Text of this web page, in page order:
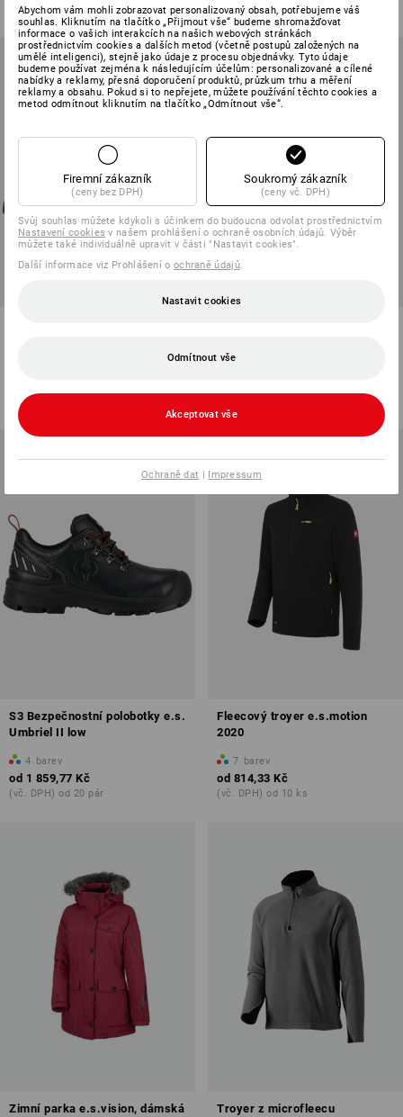
(vč. DPH) od 10 ks (vč. DPH) od 10 pár
(vč. DPH) od 10 pár
S3 Bezpečnostní polobotky e.s.
Umbriel II low
4 barev
od 1 859,77 Kč
(vč. DPH) od 20 pár
Fleecový troyer e.s.motion
2020
7 barev
od 814,33 Kč
(vč. DPH) od 10 ks
Zimní parka e.s.vision, dámská
Troyer z microfleecu
Abychom vám mohli zobrazovat personalizovaný obsah, potřebujeme váš
souhlas. Kliknutím na tlačítko „Přijmout vše“ budeme shromažďovat
informace o vašich interakcích na našich webových stránkách
prostřednictvím cookies a dalších metod (včetně postupů založených na
umělé inteligenci), stejně jako údaje z procesu objednávky. Tyto údaje
budeme používat zejména k následujícím účelům: personalizované a cílené
nabídky a reklamy, přesná doporučení produktů, průzkum trhu a měření
reklamy a obsahu. Pokud si to nepřejete, můžete používání těchto cookies a
metod odmítnout kliknutím na tlačítko „Odmítnout vše“.
Firemní zákazník
(ceny bez DPH)
Soukromý zákazník
(ceny vč. DPH)
Svůj souhlas můžete kdykoli s účinkem do budoucna odvolat prostřednictvím
Nastavení cookies v našem prohlášení o ochraně osobních údajů. Výběr
můžete také individuálně upravit v části "Nastavit cookies".
Další informace viz Prohlášení o ochraně údajů.
Nastavit cookies
Odmítnout vše
Akceptovat vše
Ochraně dat | Impressum